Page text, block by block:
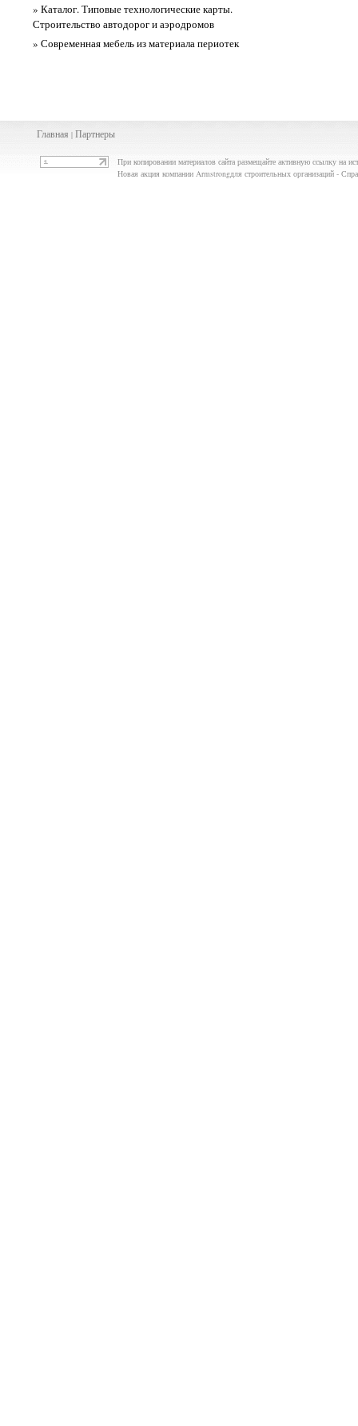
» Каталог. Типовые технологические карты.
Строительство автодорог и аэродромов
» Современная мебель из материала периотек
Главная |Партнеры
При копировании материалов сайта размещайте активную ссылку на
Новая акция компании Armstrongдля строительных организаций -